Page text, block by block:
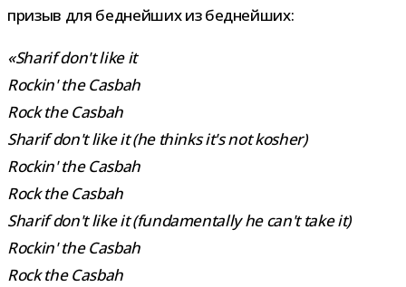
при­зыв для бед­ней­ших из беднейших:
«Sharif don't like it
Rockin' the Casbah
Rock the Casbah
Sharif don't like it (he thinks it's not kosher)
Rockin' the Casbah
Rock the Casbah
Sharif don't like it (fundamentally he can't take it)
Rockin' the Casbah
Rock the Casbah